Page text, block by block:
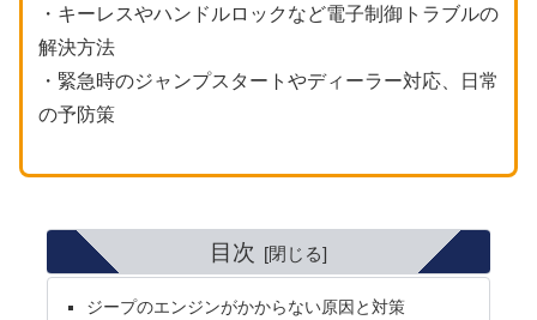
・キーレスやハンドルロックなど電子制御トラブルの
解決方法
・緊急時のジャンプスタートやディーラー対応、日常
の予防策
目次
ジープのエンジンがかからない原因と対策